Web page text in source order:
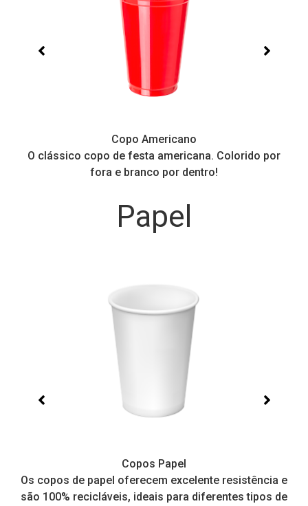
Copo Americano
O clássico copo de festa americana. Colorido por
fora e branco por dentro!
Papel
Copos Papel
Os copos de papel oferecem excelente resistência e
são 100% recicláveis, ideais para diferentes tipos de